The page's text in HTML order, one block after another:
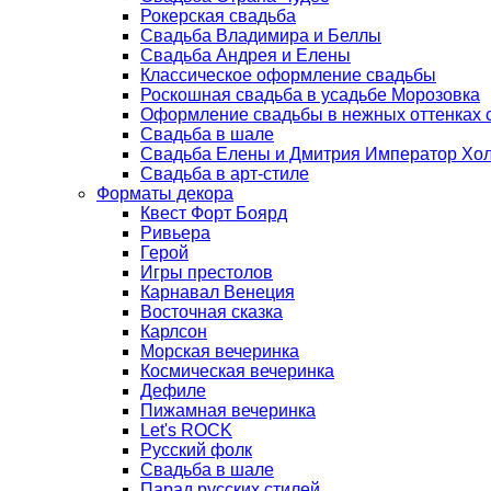
Рокерская свадьба
Свадьба Владимира и Беллы
Свадьба Андрея и Елены
Классическое оформление свадьбы
Роскошная свадьба в усадьбе Морозовка
Оформление свадьбы в нежных оттенках
Свадьба в шале
Свадьба Елены и Дмитрия Император
Свадьба в арт-стиле
Форматы декора
Квест Форт Боярд
Ривьера
Герой
Игры престолов
Карнавал Венеция
Восточная сказка
Карлсон
Морская вечеринка
Космическая вечеринка
Дефиле
Пижамная вечеринка
Let's ROCK
Русский фолк
Свадьба в шале